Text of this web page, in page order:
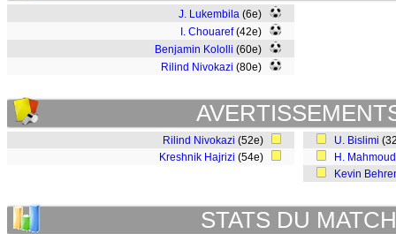
J. Lukembila (6e)
I. Chouaref(42e)
Benjamin Kololli (60e)
Rilind Nivokazi (80e)
Rilind Nivokazi (52e)
Kreshnik Hajrizi (54e)
U. Bislimi
H. Mahmoud
Kevin
STATS DU MATCH